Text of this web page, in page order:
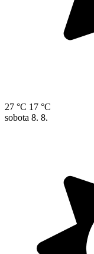
27 °C 17 °C
sobota 8. 8.